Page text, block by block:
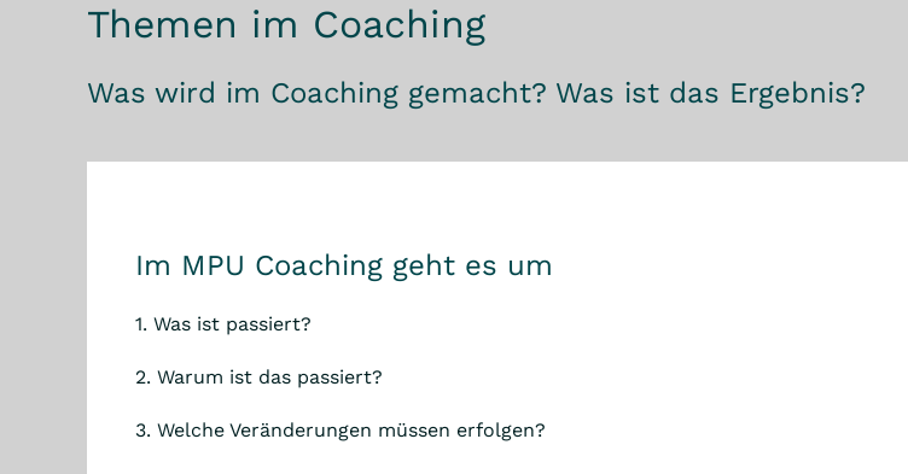
Themen im Coaching
Was wird im Coaching gemacht? Was ist das Ergebnis?
Im MPU Coaching geht es um
1. Was ist passiert?
2. Warum ist das passiert?
3. Welche Veränderungen müssen erfolgen?